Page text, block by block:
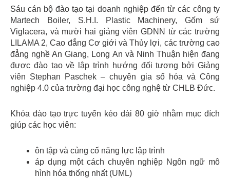
Sáu cán bộ đào tạo tại doanh nghiệp đến từ các công ty
Martech Boiler, S.H.I. Plastic Machinery, Gốm sứ
Viglacera, và mười hai giảng viên GDNN từ các trường
LILAMA 2, Cao đẳng Cơ giới và Thủy lợi, các trường cao
đẳng nghề An Giang, Long An và Ninh Thuận hiện đang
được đào tạo về lập trình hướng đối tượng bởi Giảng
viên Stephan Paschek – chuyên gia số hóa và Công
nghiệp 4.0 của trường đại học công nghệ từ CHLB Đức.
Khóa đào tạo trực tuyến kéo dài 80 giờ nhằm mục đích
giúp các học viên:
ôn tập và củng cố năng lực lập trình
áp dụng một cách chuyên nghiệp Ngôn ngữ mô
hình hóa thống nhất (UML)